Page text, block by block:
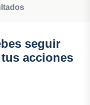
seguir
acciones